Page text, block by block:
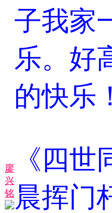
廖
兴
铭
子我家
乐。好
的快乐！
《四世
晨挥门